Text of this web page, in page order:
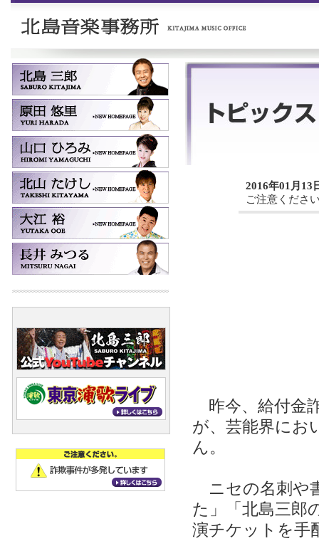
2016年01月13
ご注意くださ
昨今、給付金
が、芸能界にお
ん。
ニセの名刺や
た」「北島三郎
演チケットを手